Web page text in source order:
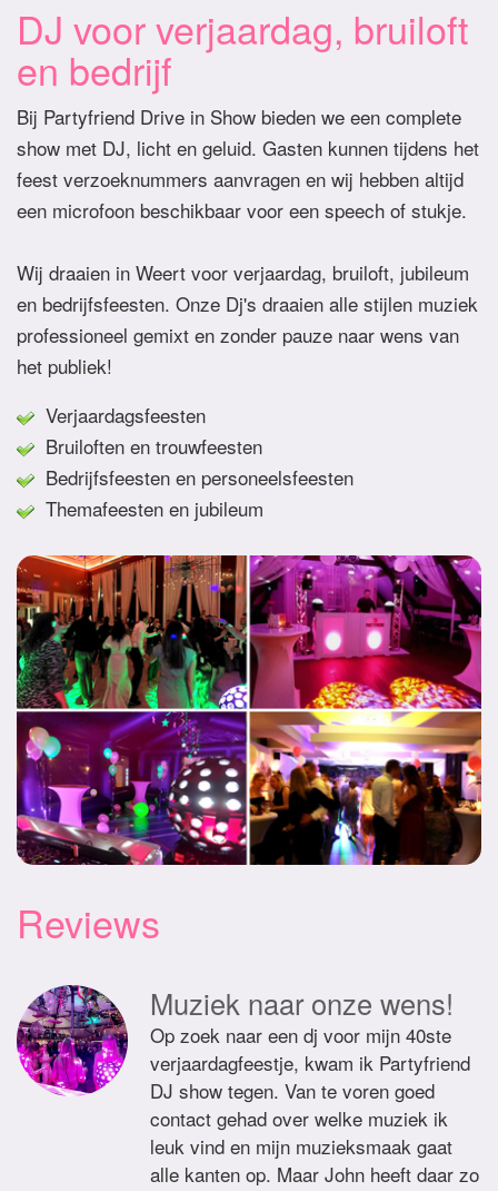
DJ voor verjaardag, bruiloft
en bedrijf
Bij Partyfriend Drive in Show bieden we een complete
show met DJ, licht en geluid. Gasten kunnen tijdens het
feest verzoeknummers aanvragen en wij hebben altijd
een microfoon beschikbaar voor een speech of stukje.
Wij draaien in Weert voor verjaardag, bruiloft, jubileum
en bedrijfsfeesten. Onze Dj's draaien alle stijlen muziek
professioneel gemixt en zonder pauze naar wens van
het publiek!
Verjaardagsfeesten
Bruiloften en trouwfeesten
Bedrijfsfeesten en personeelsfeesten
Themafeesten en jubileum
Reviews
Muziek naar onze wens!
Op zoek naar een dj voor mijn 40ste
verjaardagfeestje, kwam ik Partyfriend
DJ show tegen. Van te voren goed
contact gehad over welke muziek ik
leuk vind en mijn muzieksmaak gaat
alle kanten op. Maar John heeft daar zo